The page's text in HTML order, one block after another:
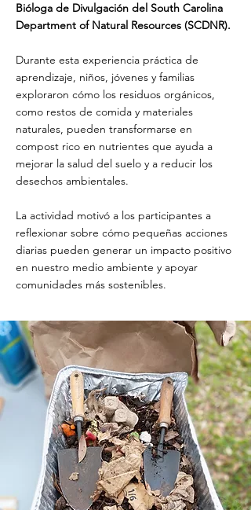
Bióloga de Divulgación del South Carolina
Department of Natural Resources (SCDNR).
Durante esta experiencia práctica de
aprendizaje, niños, jóvenes y familias
exploraron cómo los residuos orgánicos,
como restos de comida y materiales
naturales, pueden transformarse en
compost rico en nutrientes que ayuda a
mejorar la salud del suelo y a reducir los
desechos ambientales.
La actividad motivó a los participantes a
reflexionar sobre cómo pequeñas acciones
diarias pueden generar un impacto positivo
en nuestro medio ambiente y apoyar
comunidades más sostenibles.